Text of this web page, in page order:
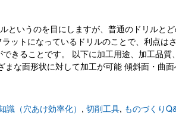
というのを目にしますが、普通のドリルとど
ットになっているドリルのことで、利点は
きることです。 以下に加工用途、加工品質
な面形状に対して加工が可能 傾斜面・曲
識（穴あけ効率化） , 切削工具, ものづくり